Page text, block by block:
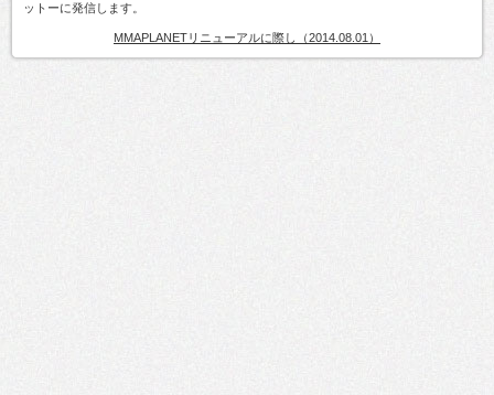
ットーに発信します。
MMAPLANETリニューアルに際し（2014.08.01）